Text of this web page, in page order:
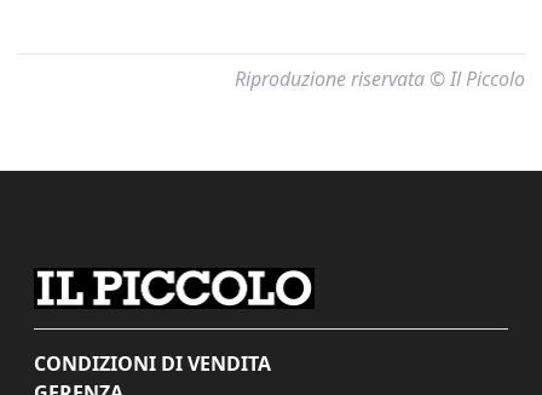
Riproduzione riservata © Il Piccolo
CONDIZIONI DI VENDITA